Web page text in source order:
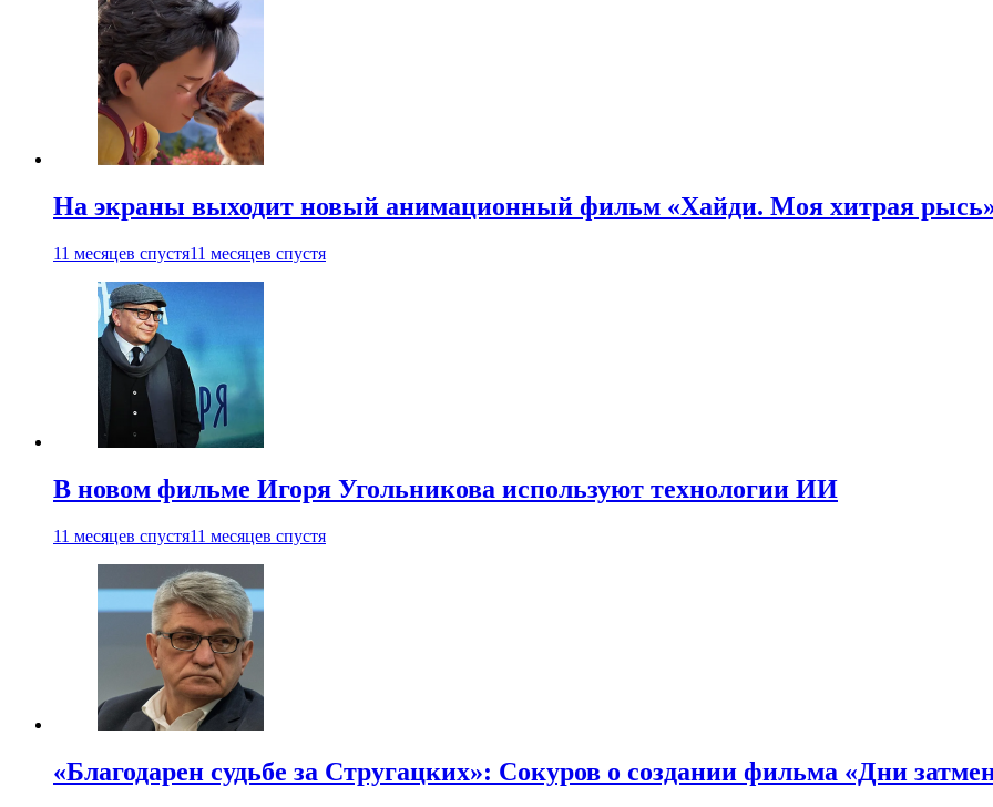
На экраны выходит новый анимационный фильм «Хайди. Моя хитрая
11 месяцев спустя11 месяцев спустя
В новом фильме Игоря Угольникова используют технологии ИИ
11 месяцев спустя11 месяцев спустя
«Благодарен судьбе за Стругацких»: Сокуров о создании фильма «Дни